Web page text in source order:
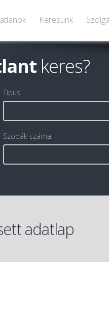
Keresünk
keres?
Típus
Szobák száma
adatlap